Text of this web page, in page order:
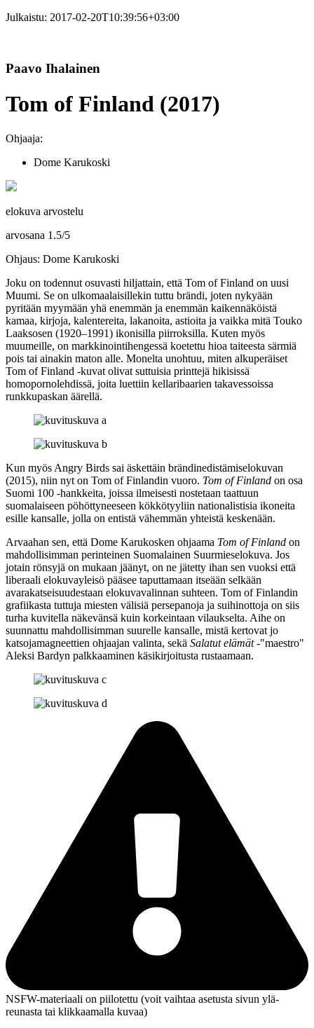
Julkaistu: 2017-02-20T10:39:56+03:00
Paavo Ihalainen
Tom of Finland (2017)
Ohjaaja:
Dome Karukoski
elokuva arvostelu
arvosana 1.5/5
Ohjaus: Dome Karukoski
Joku on todennut osuvasti hiljattain, että Tom of Finland on uusi
Muumi. Se on ulkomaalaisillekin tuttu brändi, joten nykyään
pyritään myymään yhä enemmän ja enemmän kaikennäköistä
kamaa, kirjoja, kalentereita, lakanoita, astioita ja vaikka mitä Touko
Laaksosen (1920–1991) ikonisilla piirroksilla. Kuten myös
muumeille, on markkinointihengessä koetettu hioa taiteesta särmiä
pois tai ainakin maton alle. Monelta unohtuu, miten alkuperäiset
Tom of Finland ‑kuvat olivat suttuisia printtejä hikisissä
homopornolehdissä, joita luettiin kellaribaarien takavessoissa
runkkupaskan äärellä.
Kun myös Angry Birds sai äskettäin brändinedistämiselokuvan
(2015), niin nyt on Tom of Finlandin vuoro. Tom of Finland on osa
Suomi 100 ‑hankkeita, joissa ilmeisesti nostetaan taattuun
suomalaiseen pöhöttyneeseen kökkötyyliin nationalistisia ikoneita
esille kansalle, jolla on entistä vähemmän yhteistä keskenään.
Arvaahan sen, että Dome Karukosken ohjaama Tom of Finland on
mahdollisimman perinteinen Suomalainen Suurmieselokuva. Jos
jotain rönsyjä on mukaan jäänyt, on ne jätetty ihan sen vuoksi että
liberaali elokuvayleisö pääsee taputtamaan itseään selkään
avarakatseisuudestaan elokuvavalinnan suhteen. Tom of Finlandin
grafiikasta tuttuja miesten välisiä persepanoja ja suihinottoja on siis
turha kuvitella näkevänsä kuin korkeintaan vilaukselta. Aihe on
suunnattu mahdollisimman suurelle kansalle, mistä kertovat jo
katsojamagneettien ohjaajan valinta, sekä Salatut elämät-"maestro"
Aleksi Bardyn palkkaaminen käsikirjoitusta rustaamaan.
NSFW-materiaali on piilotettu (voit vaihtaa asetusta sivun ylä­
reunasta tai klikkaamalla kuvaa)